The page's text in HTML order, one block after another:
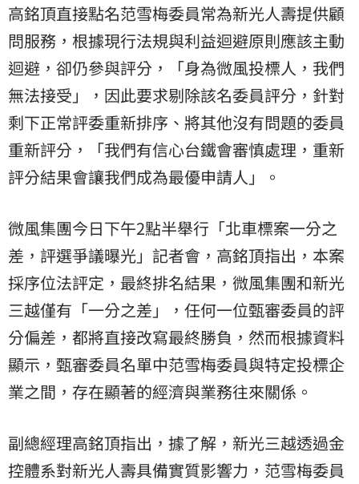
高銘頂直接點名范雪梅委員常為新光人壽提供顧
問服務，根據現行法規與利益迴避原則應該主動
迴避，卻仍參與評分，「身為微風投標人，我們
無法接受」，因此要求剔除該名委員評分，針對
剩下正常評委重新排序、將其他沒有問題的委員
重新評分，「我們有信心台鐵會審慎處理，重新
評分結果會讓我們成為最優申請人」。
微風集團今日下午2點半舉行「北車標案一分之
差，評選爭議曝光」記者會，高銘頂指出，本案
採序位法評定，最終排名結果，微風集團和新光
三越僅有「一分之差」，任何一位甄審委員的評
分偏差，都將直接改寫最終勝負，然而根據資料
顯示，甄審委員名單中范雪梅委員與特定投標企
業之間，存在顯著的經濟與業務往來關係。
副總經理高銘頂指出，據了解，新光三越透過金
控體系對新光人壽具備實質影響力，范雪梅委員